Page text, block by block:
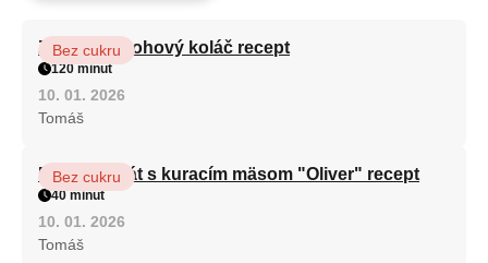
Zdravý tvarohový koláč recept
Bez cukru
120 minút
10. 01. 2026
Tomáš
Fitness šalát s kuracím mäsom "Oliver" recept
Bez cukru
40 minút
10. 01. 2026
Tomáš